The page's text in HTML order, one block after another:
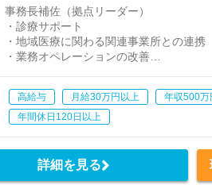
事務長補佐（拠点リーダー）
・診療サポート
・地域医療に関わる関連事業所との連携
・業務オペレーションの改善
・集患営業(新規訪問診療患者様の獲得
・拠点マネジメント
高給与 月給30万円以上 年収500万
年間休日120日以上
詳細を見る